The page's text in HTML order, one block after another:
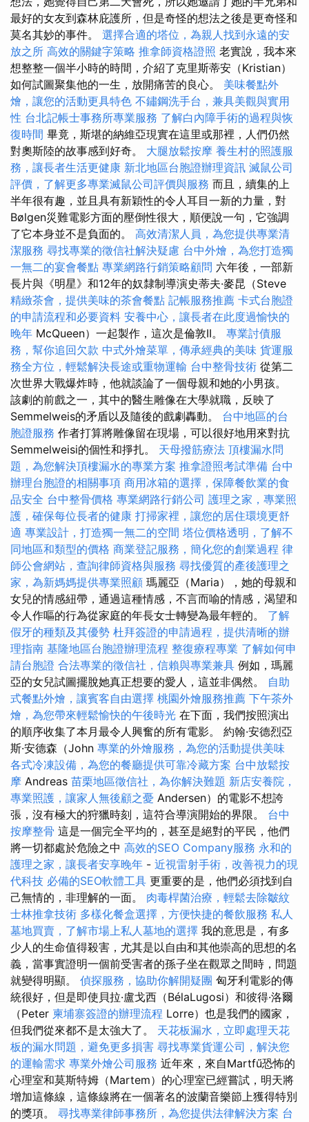
最好的女友到森林庇護所，但是奇怪的想法之後是更奇怪和
莫名其妙的事件。 選擇合適的塔位，為親人找到永遠的安
放之所 高效的關鍵字策略 推拿師資格證照 老實說，我本來
想整整一個半小時的時間，介紹了克里斯蒂安（Kristian）
如何試圖聚集他的一生，放開痛苦的良心。 美味餐點外
燴，讓您的活動更具特色 不鏽鋼洗手台，兼具美觀與實用
性 台北記帳士事務所專業服務 了解白內障手術的過程與恢
復時間 畢竟，斯堪的納維亞現實在這里或那裡，人們仍然
對奧斯陸的故事感到好奇。 大腿放鬆按摩 養生村的照護服
務，讓長者生活更健康 新北地區台胞證辦理資訊 滅鼠公司
評價，了解更多專業滅鼠公司評價與服務 而且，續集的上
半年很有趣，並且具有新穎性的令人耳目一新的力量，對
Bølgen災難電影方面的壓倒性很大，順便說一句，它強調
了它本身並不是負面的。 高效清潔人員，為您提供專業清
潔服務 尋找專業的徵信社解決疑慮 台中外燴，為您打造獨
一無二的宴會餐點 專業網路行銷策略顧問 六年後，一部新
長片與《明星》和12年的奴隸制導演史蒂夫·麥昆（Steve
精緻茶會，提供美味的茶會餐點 記帳服務推薦 卡式台胞證
的申請流程和必要資料 安養中心，讓長者在此度過愉快的
晚年 McQueen）一起製作，這次是倫敦II。 專業討債服
務，幫你追回欠款 中式外燴菜單，傳承經典的美味 貨運服
務全方位，輕鬆解決長途或重物運輸 台中整骨技術 從第二
次世界大戰爆炸時，他就談論了一個母親和她的小男孩。
該劇的前戲之一，其中的醫生雕像在大學就職，反映了
Semmelweis的矛盾以及隨後的戲劇轟動。 台中地區的台
胞證服務 作者打算將雕像留在現場，可以很好地用來對抗
Semmelweisi的個性和掙扎。 天母撥筋療法 頂樓漏水問
題，為您解決頂樓漏水的專業方案 推拿證照考試準備 台中
辦理台胞證的相關事項 商用冰箱的選擇，保障餐飲業的食
品安全 台中整骨價格 專業網路行銷公司 護理之家，專業照
護，確保每位長者的健康 打掃家裡，讓您的居住環境更舒
適 專業設計，打造獨一無二的空間 塔位價格透明，了解不
同地區和類型的價格 商業登記服務，簡化您的創業過程 律
師公會網站，查詢律師資格與服務 尋找優質的產後護理之
家，為新媽媽提供專業照顧 瑪麗亞（Maria），她的母親和
女兒的情感紐帶，通過這種情感，不言而喻的情感，渴望和
令人作嘔的行為從家庭的年長女士轉變為最年輕的。 了解
假牙的種類及其優勢 杜拜簽證的申請過程，提供清晰的辦
理指南 基隆地區台胞證辦理流程 整復療程專業 了解如何申
請台胞證 合法專業的徵信社，信賴與專業兼具 例如，瑪麗
亞的女兒試圖擺脫她真正想要的愛人，這並非偶然。 自助
式餐點外燴，讓賓客自由選擇 桃園外燴服務推薦 下午茶外
燴，為您帶來輕鬆愉快的午後時光 在下面，我們按照演出
的順序收集了本月最令人興奮的所有電影。 約翰·安德烈亞
斯·安德森（John 專業的外燴服務，為您的活動提供美味
各式冷凍設備，為您的餐廳提供可靠冷藏方案 台中放鬆按
摩 Andreas 苗栗地區徵信社，為你解決難題 新店安養院，
專業照護，讓家人無後顧之憂 Andersen）的電影不想誇
張，沒有極大的狩獵時刻，這符合導演開始的界限。 台中
按摩整骨 這是一個完全平均的，甚至是絕對的平民，他們
將一切都處於危險之中 高效的SEO Company服務 永和的
護理之家，讓長者安享晚年 - 近視雷射手術，改善視力的現
代科技 必備的SEO軟體工具 更重要的是，他們必須找到自
己無情的，非理解的一面。 肉毒桿菌治療，輕鬆去除皺紋
士林推拿技術 多樣化餐盒選擇，方便快捷的餐飲服務 私人
墓地買賣，了解市場上私人墓地的選擇 我的意思是，有多
少人的生命值得殺害，尤其是以自由和其他崇高的思想的名
義，當事實證明一個前受害者的孫子坐在觀眾之間時，問題
就變得明顯。 偵探服務，協助你解開疑團 匈牙利電影的傳
統很好，但是即使貝拉·盧戈西（BélaLugosi）和彼得·洛爾
（Peter 柬埔寨簽證的辦理流程 Lorre）也是我們的國家，
但我們從來都不是太強大了。 天花板漏水，立即處理天花
板的漏水問題，避免更多損害 尋找專業貨運公司，解決您
的運輸需求 專業外燴公司服務 近年來，來自Martfű恐怖的
心理室和莫斯特姆（Martem）的心理室已經嘗試，明天將
增加這條線，這條線將在一個著名的波蘭音樂節上獲得特別
的獎項。 尋找專業律師事務所，為您提供法律解決方案 台